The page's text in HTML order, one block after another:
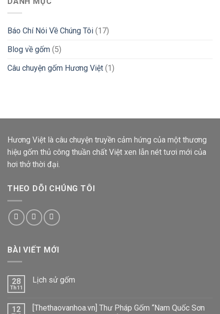
Báo Chí Nói Về Chúng Tôi (17)
Blog về gốm (5)
Câu chuyện gốm Hương Việt (1)
Hương Việt là câu chuyện truyền cảm hứng của một thương
hiệu gốm thủ công thuần chất Việt xen lẫn nét tươi mới của
hơi thở thời đại.
THEO DÕI CHÚNG TÔI
BÀI VIẾT MỚI
28
Th11
Lịch sử gốm
12
[Thethaovanhoa.vn] Thư Pháp Gốm “Nam Quốc Sơn